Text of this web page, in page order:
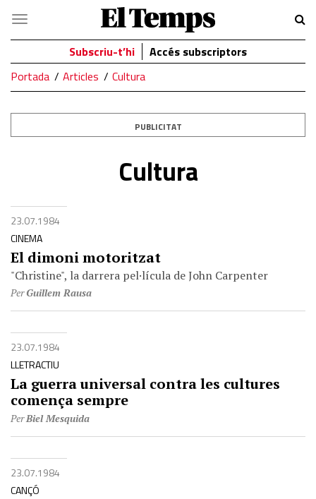
El
Temps
Navegació
Subscriu-t’hi
Accés subscriptors
Portada
Articles Cultura
PUBLICITAT
Cultura
23.07.1984
CINEMA
El dimoni motoritzat
"Christine", la darrera pel·lícula de John Carpenter
PerGuillem Rausa
23.07.1984
LLETRACTIU
La guerra universal contra les cultures
comença sempre
PerBiel Mesquida
23.07.1984
CANÇÓ